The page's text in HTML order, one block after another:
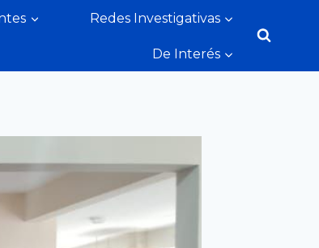
Redes Investigativas
De Interés